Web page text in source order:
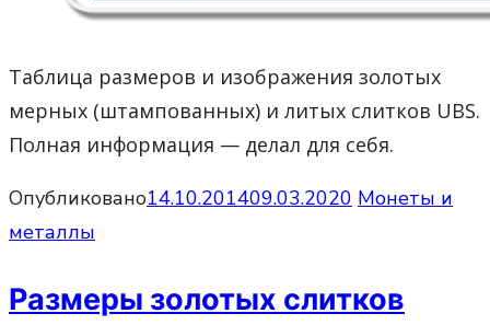
Таблица размеров и изображения золотых
мерных (штампованных) и литых слитков UBS.
Полная информация — делал для себя.
Опубликовано14.10.201409.03.2020 Монеты и
металлы
Размеры золотых слитков